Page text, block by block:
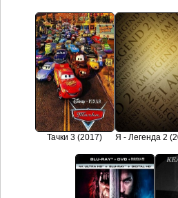
Тачки 3 (2017) Я - Легенда 2